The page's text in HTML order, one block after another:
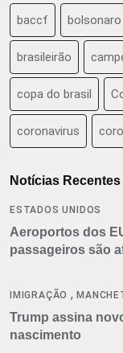
baccf bolsonaro
brasileirão
copa do brasil
coronavirus
Notícias Recentes
ESTADOS UNIDOS
Aeroportos dos
passageiros são
IMIGRAÇÃO ,
Trump assina
nascimento